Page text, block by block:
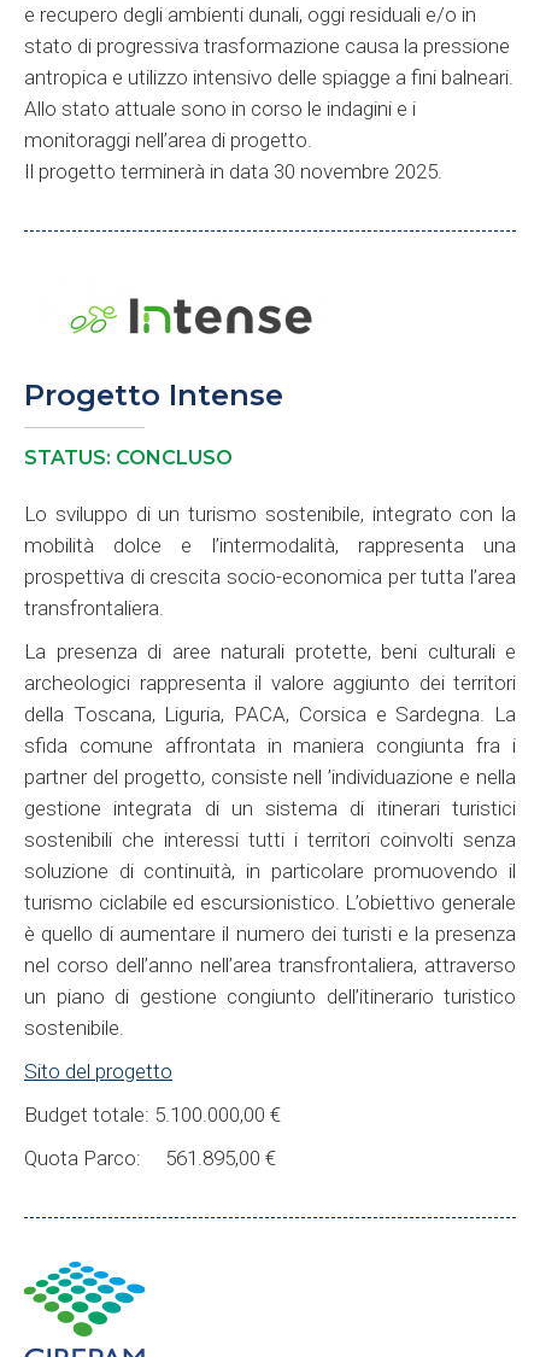
e recupero degli ambienti dunali, oggi residuali e/o in
stato di progressiva trasformazione causa la pressione
antropica e utilizzo intensivo delle spiagge a fini balneari.
Allo stato attuale sono in corso le indagini e i
monitoraggi nell’area di progetto.
Il progetto terminerà in data 30 novembre 2025.
Progetto Intense
STATUS: CONCLUSO
Lo sviluppo di un turismo sostenibile, integrato con la
mobilità dolce e l’intermodalità, rappresenta una
prospettiva di crescita socio-economica per tutta l’area
transfrontaliera.
La presenza di aree naturali protette, beni culturali e
archeologici rappresenta il valore aggiunto dei territori
della Toscana, Liguria, PACA, Corsica e Sardegna. La
sfida comune affrontata in maniera congiunta fra i
partner del progetto, consiste nell ’individuazione e nella
gestione integrata di un sistema di itinerari turistici
sostenibili che interessi tutti i territori coinvolti senza
soluzione di continuità, in particolare promuovendo il
turismo ciclabile ed escursionistico. L’obiettivo generale
è quello di aumentare il numero dei turisti e la presenza
nel corso dell’anno nell’area transfrontaliera, attraverso
un piano di gestione congiunto dell’itinerario turistico
sostenibile.
Sito del progetto
Budget totale: 5.100.000,00 €
Quota Parco: 561.895,00 €